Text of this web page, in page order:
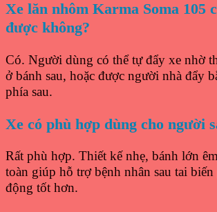
Xe lăn nhôm Karma Soma 105
được không?
Có. Người dùng có thể tự đẩy xe nhờ
ở bánh sau, hoặc được người nhà đẩy
phía sau.
Xe có phù hợp dùng cho người
Rất phù hợp. Thiết kế nhẹ, bánh lớn
toàn giúp hỗ trợ bệnh nhân sau tai
động tốt hơn.